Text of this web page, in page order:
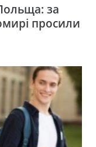
за
просили